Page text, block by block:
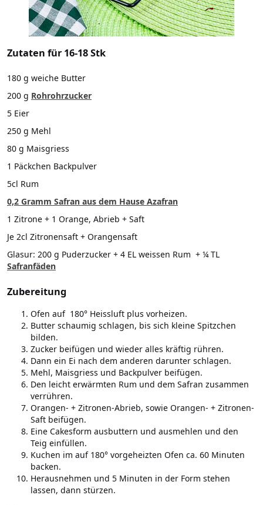
Zutaten für 16-18 Stk
180 g weiche Butter
200 g Rohrohrzucker
5 Eier
250 g Mehl
80 g Maisgriess
1 Päckchen Backpulver
5cl Rum
0,2 Gramm Safran aus dem Hause Azafran
1 Zitrone + 1 Orange, Abrieb + Saft
Je 2cl Zitronensaft + Orangensaft
Glasur: 200 g Puderzucker + 4 EL weissen Rum + ¼ TL
Safranfäden
Zubereitung
Ofen auf 180° Heissluft plus vorheizen.
Butter schaumig schlagen, bis sich kleine Spitzchen
bilden.
Zucker beifügen und wieder alles kräftig rühren.
Dann ein Ei nach dem anderen darunter schlagen.
Mehl, Maisgriess und Backpulver beifügen.
Den leicht erwärmten Rum und dem Safran zusammen
verrühren.
Orangen- + Zitronen-Abrieb, sowie Orangen- + Zitronen-
Saft beifügen.
Eine Cakesform ausbuttern und ausmehlen und den
Teig einfüllen.
Kuchen im auf 180° vorgeheizten Ofen ca. 60 Minuten
backen.
Herausnehmen und 5 Minuten in der Form stehen
lassen, dann stürzen.